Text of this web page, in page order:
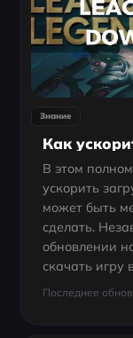
Знание
В этом
ускорить
может быть
сделать.
обновлении
скачать
Последнее